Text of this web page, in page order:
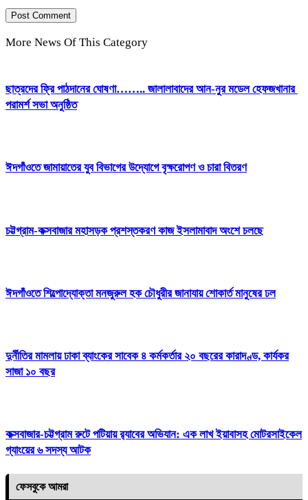
More News Of This Category
ছাত্রদের ফ্রি পাঠদানের ঘোষণা…….. জালালাবাদের আন-নুর মডেল হেফজখানার
পরামর্শ সভা অনুষ্ঠিত
ঈদগাঁওতে জামায়াতের যুব বিভাগের উদ্যোগে বৃক্ষরোপণ ও চারা বিতরণ
চট্টগ্রাম-কক্সবাজার মহাসড়ক প্রশস্তকরণ কাজ ইসলামাবাদ অংশে চলছে
ঈদগাঁওতে শিল্পোদ্যোক্তা মনজুরুল হক চৌধুরীর জানাযায় শোকার্ত মানুষের ঢল
দুর্নীতির মামলায় ঢাকা ব্যাংকের সাবেক ৪ কর্মকর্তার ২০ বছরের কারাদণ্ড, কার্যকর
সাজা ১০ বছর
কক্সবাজার-চট্টগ্রাম রুটে পটিয়ায় র‍্যাবের অভিযান: এক লাখ ইয়াবাসহ মোটরসাইকেল
গ্যাংয়ের ৬ সদস্য আটক
ফেসবুকে আমরা